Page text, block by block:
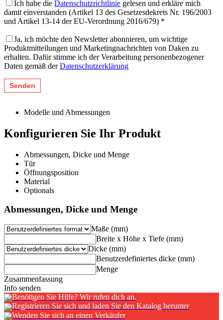
Ich habe die Datenschutzrichtlinie gelesen und erkläre mich
damit einverstanden (Artikel 13 des Gesetzesdekrets Nr. 196/2003
und Artikel 13-14 der EU-Verordnung 2016/679) *
Ja, ich möchte den Newsletter abonnieren, um wichtige
Produktmitteilungen und Marketingnachrichten von Daken zu
erhalten. Dafür stimme ich der Verarbeitung personenbezogener
Daten gemäß derDatenschutzerklärung
Modelle und Abmessungen
Konfigurieren Sie Ihr Produkt
Abmessungen, Dicke und Menge
Tür
Öffnungsposition
Material
Optionals
Abmessungen, Dicke und Menge
Maße (mm)
Breite x Höhe x Tiefe (mm)
Dicke (mm)
Benutzerdefiniertes dicke (mm)
Menge
Zusammenfassung
Info senden
Benötigen Sie Hilfe? Wir rufen dich an.
Registrieren Sie sich und laden Sie den Katalog herunter
Wenden Sie sich an einen Verkäufer